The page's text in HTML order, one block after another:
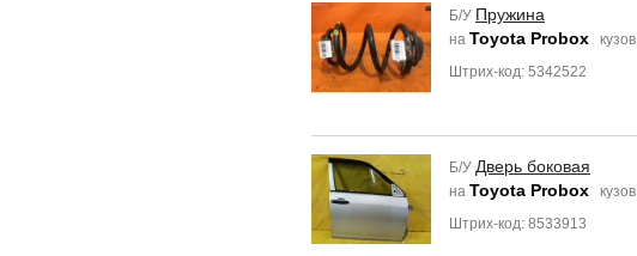
Б/У Пружина
на Toyota Probox кузов
Штрих-код: 5342522
Б/У Дверь боковая
на Toyota Probox кузов
Штрих-код: 8533913